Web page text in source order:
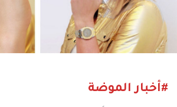
#أخبار الموضة